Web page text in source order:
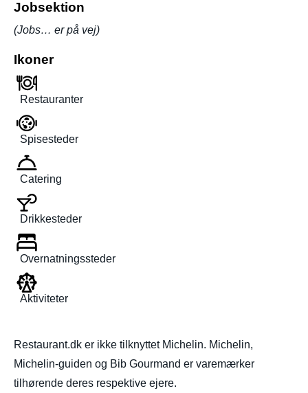
Jobsektion
(Jobs… er på vej)
Ikoner
Restauranter
Spisesteder
Catering
Drikkesteder
Overnatningssteder
Aktiviteter
Restaurant.dk er ikke tilknyttet Michelin. Michelin,
Michelin-guiden og Bib Gourmand er varemærker
tilhørende deres respektive ejere.